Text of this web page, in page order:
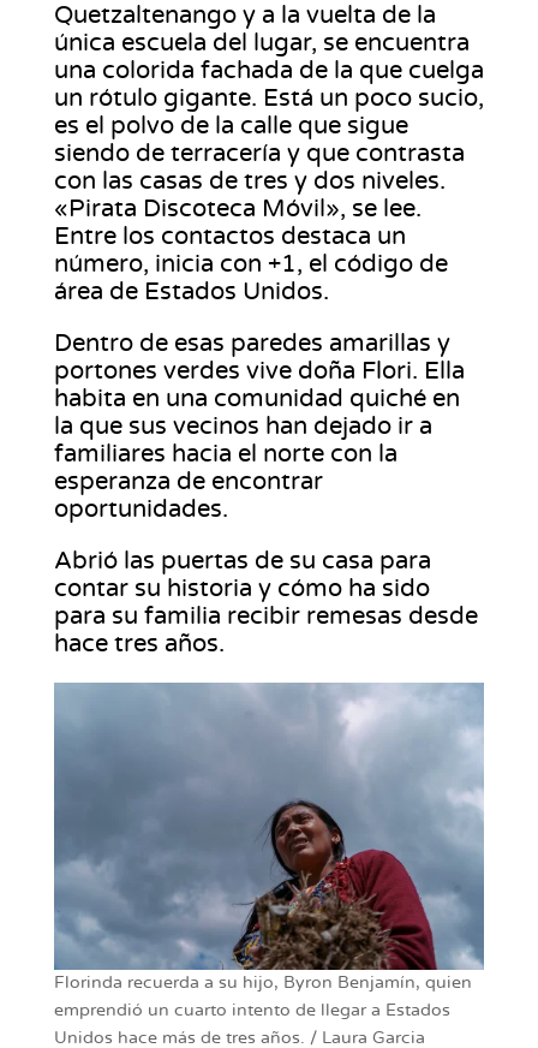
Quetzaltenango y a la vuelta de la
única escuela del lugar, se encuentra
una colorida fachada de la que cuelga
un rótulo gigante. Está un poco sucio,
es el polvo de la calle que sigue
siendo de terracería y que contrasta
con las casas de tres y dos niveles.
«Pirata Discoteca Móvil», se lee.
Entre los contactos destaca un
número, inicia con +1, el código de
área de Estados Unidos.
Dentro de esas paredes amarillas y
portones verdes vive doña Flori. Ella
habita en una comunidad quiché en
la que sus vecinos han dejado ir a
familiares hacia el norte con la
esperanza de encontrar
oportunidades.
Abrió las puertas de su casa para
contar su historia y cómo ha sido
para su familia recibir remesas desde
hace tres años.
Florinda recuerda a su hijo, Byron Benjamín, quien
emprendió un cuarto intento de llegar a Estados
Unidos hace más de tres años. / Laura Garcia